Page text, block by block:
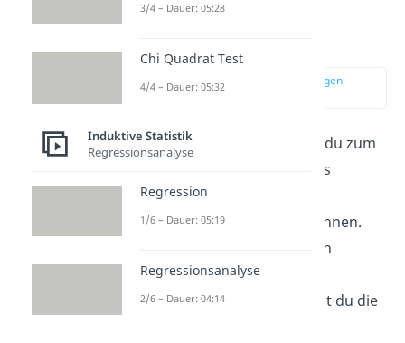
Deskriptive und
Induktive Statistik
zur Stelle im Video springen
(00:44)
Die induktive Statistik kannst du zum
besseren Verständnis auch als
schließende Statistik
beurteilende Statistik
bezeichnen.
Weil es darum geht, statistisch
logische Schlussfolgerungen
(Inferenzen) zu ziehen, nennst du die
3/4 – Dauer: 05:28
Chi Quadrat Test
4/4 – Dauer: 05:32
Induktive Statistik
Regressionsanalyse
Regression
1/6 – Dauer: 05:19
Regressionsanalyse
2/6 – Dauer: 04:14